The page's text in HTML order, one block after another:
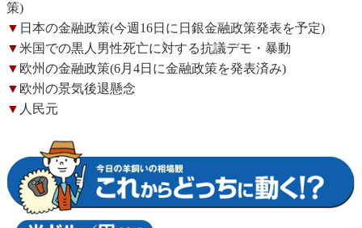
策)
▼ 日本の金融政策(今週16日に日銀金融政策発表を予定)
▼米国での黒人男性死亡に対する抗議デモ・暴動
▼ 欧州の金融政策(6月4日に金融政策を発表済み)
▼ 欧州の景気後退懸念
▼ 人民元